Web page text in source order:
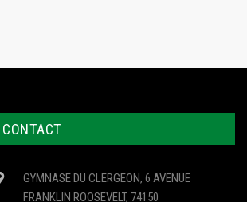
CONTACT
GYMNASE DU CLERGEON, 6 AVENUE
FRANKLIN ROOSEVELT, 74150